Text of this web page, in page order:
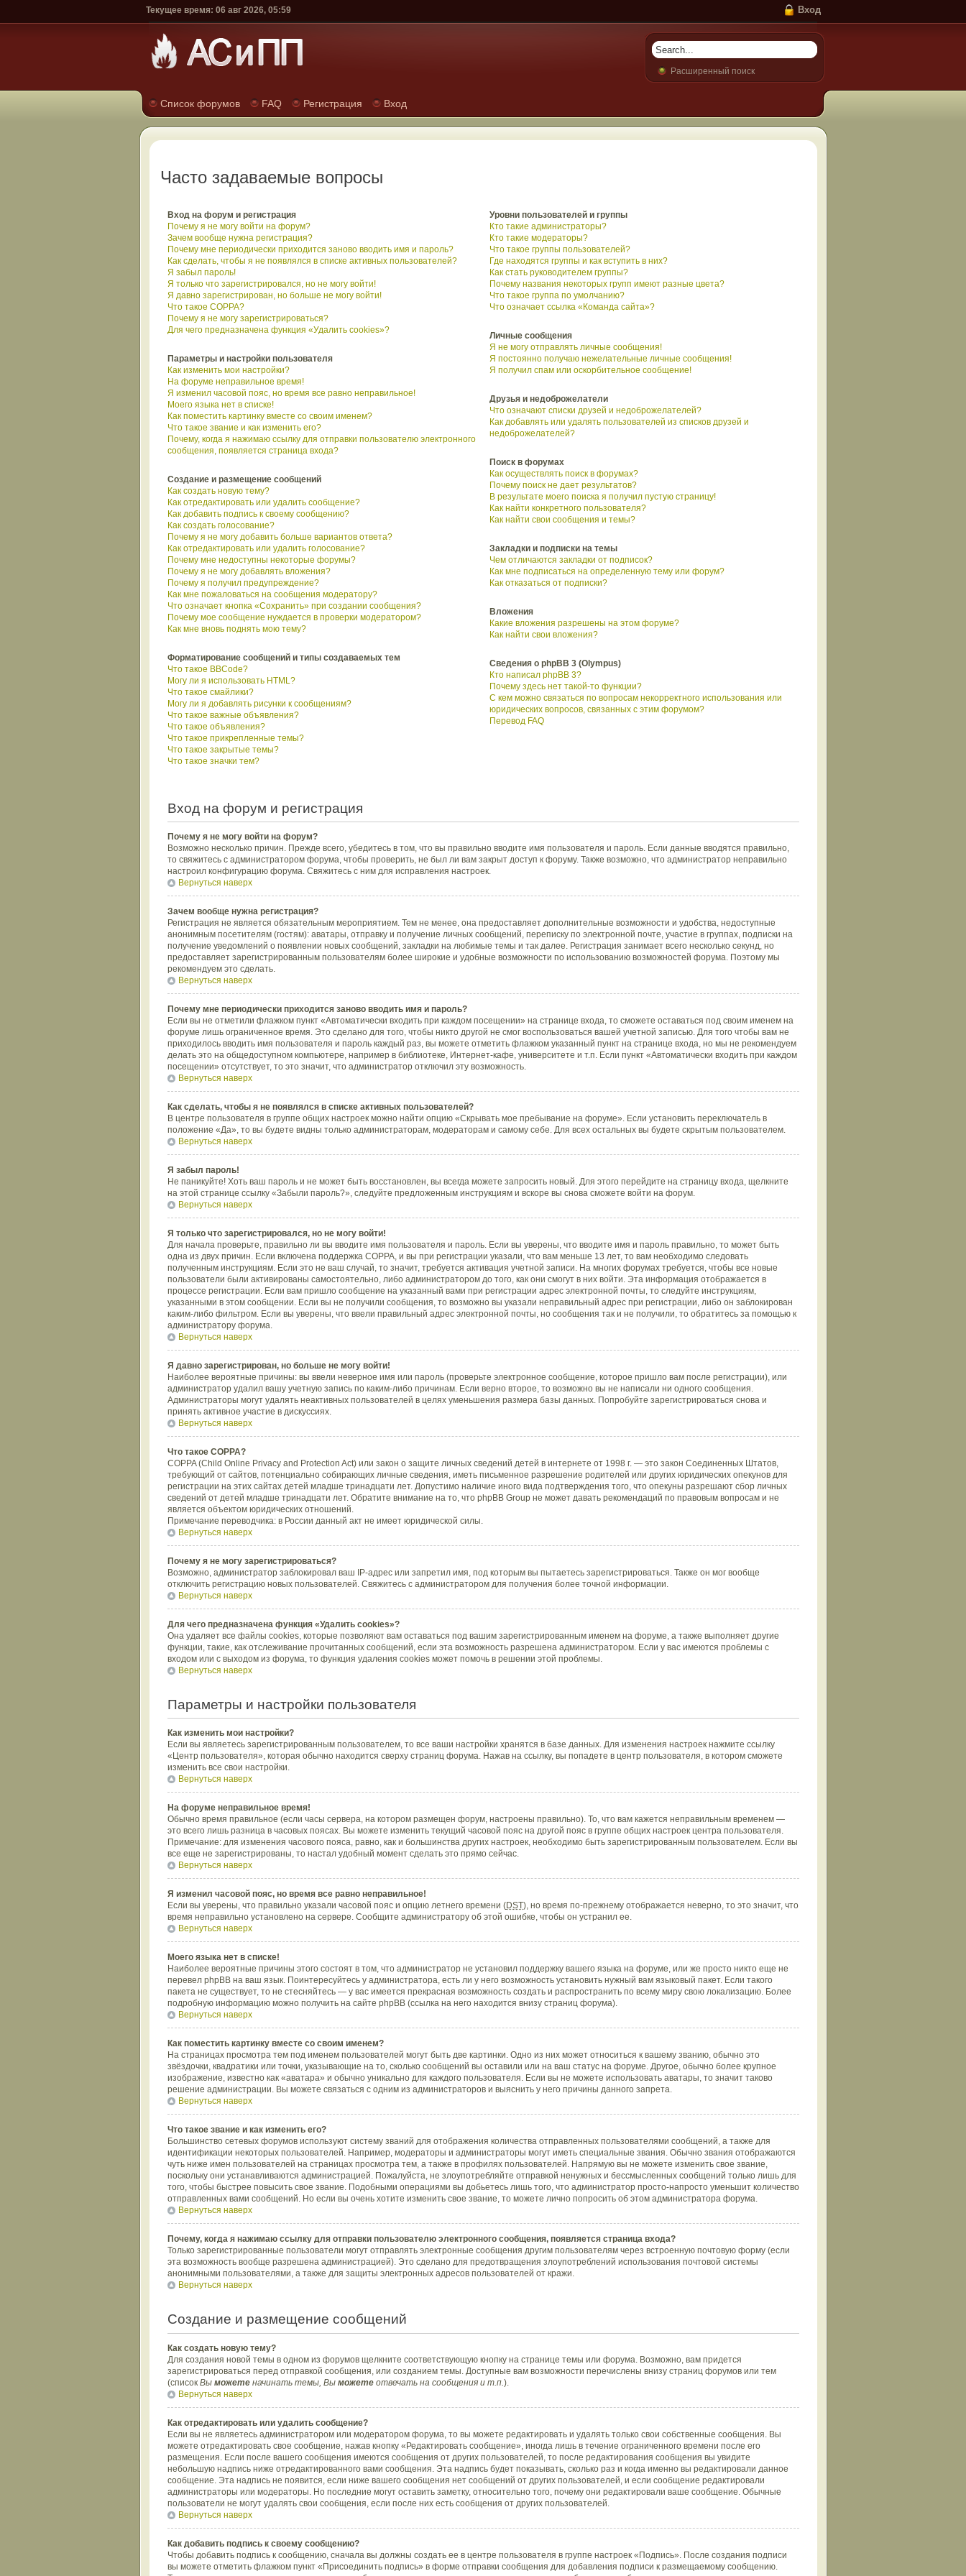
Текущее время: 06 авг 2026, 05:59 Вход
Расширенный поиск
Список форумов FAQ Регистрация Вход
Часто задаваемые вопросы
Вход на форум и регистрация
Почему я не могу войти на форум?
Зачем вообще нужна регистрация?
Почему мне периодически приходится заново вводить имя и пароль?
Как сделать, чтобы я не появлялся в списке активных пользователей?
Я забыл пароль!
Я только что зарегистрировался, но не могу войти!
Я давно зарегистрирован, но больше не могу войти!
Что такое COPPA?
Почему я не могу зарегистрироваться?
Для чего предназначена функция «Удалить cookies»?
Параметры и настройки пользователя
Как изменить мои настройки?
На форуме неправильное время!
Я изменил часовой пояс, но время все равно неправильное!
Моего языка нет в списке!
Как поместить картинку вместе со своим именем?
Что такое звание и как изменить его?
Почему, когда я нажимаю ссылку для отправки пользователю электронного
сообщения, появляется страница входа?
Создание и размещение сообщений
Как создать новую тему?
Как отредактировать или удалить сообщение?
Как добавить подпись к своему сообщению?
Как создать голосование?
Почему я не могу добавить больше вариантов ответа?
Как отредактировать или удалить голосование?
Почему мне недоступны некоторые форумы?
Почему я не могу добавлять вложения?
Почему я получил предупреждение?
Как мне пожаловаться на сообщения модератору?
Что означает кнопка «Сохранить» при создании сообщения?
Почему мое сообщение нуждается в проверки модератором?
Как мне вновь поднять мою тему?
Форматирование сообщений и типы создаваемых тем
Что такое BBCode?
Могу ли я использовать HTML?
Что такое смайлики?
Могу ли я добавлять рисунки к сообщениям?
Что такое важные объявления?
Что такое объявления?
Что такое прикрепленные темы?
Что такое закрытые темы?
Что такое значки тем?
Уровни пользователей и группы
Кто такие администраторы?
Кто такие модераторы?
Что такое группы пользователей?
Где находятся группы и как вступить в них?
Как стать руководителем группы?
Почему названия некоторых групп имеют разные цвета?
Что такое группа по умолчанию?
Что означает ссылка «Команда сайта»?
Личные сообщения
Я не могу отправлять личные сообщения!
Я постоянно получаю нежелательные личные сообщения!
Я получил спам или оскорбительное сообщение!
Друзья и недоброжелатели
Что означают списки друзей и недоброжелателей?
Как добавлять или удалять пользователей из списков друзей и
недоброжелателей?
Поиск в форумах
Как осуществлять поиск в форумах?
Почему поиск не дает результатов?
В результате моего поиска я получил пустую страницу!
Как найти конкретного пользователя?
Как найти свои сообщения и темы?
Закладки и подписки на темы
Чем отличаются закладки от подписок?
Как мне подписаться на определенную тему или форум?
Как отказаться от подписки?
Вложения
Какие вложения разрешены на этом форуме?
Как найти свои вложения?
Сведения о phpBB 3 (Olympus)
Кто написал phpBB 3?
Почему здесь нет такой-то функции?
С кем можно связаться по вопросам некорректного использования или
юридических вопросов, связанных с этим форумом?
Перевод FAQ
Вход на форум и регистрация
Почему я не могу войти на форум?
Возможно несколько причин. Прежде всего, убедитесь в том, что вы правильно вводите имя пользователя и пароль. Если данные вводятся правильно,
то свяжитесь с администратором форума, чтобы проверить, не был ли вам закрыт доступ к форуму. Также возможно, что администратор неправильно
настроил конфигурацию форума. Свяжитесь с ним для исправления настроек.
Вернуться наверх
Зачем вообще нужна регистрация?
Регистрация не является обязательным мероприятием. Тем не менее, она предоставляет дополнительные возможности и удобства, недоступные
анонимным посетителям (гостям): аватары, отправку и получение личных сообщений, переписку по электронной почте, участие в группах, подписки на
получение уведомлений о появлении новых сообщений, закладки на любимые темы и так далее. Регистрация занимает всего несколько секунд, но
предоставляет зарегистрированным пользователям более широкие и удобные возможности по использованию возможностей форума. Поэтому мы
рекомендуем это сделать.
Вернуться наверх
Почему мне периодически приходится заново вводить имя и пароль?
Если вы не отметили флажком пункт «Автоматически входить при каждом посещении» на странице входа, то сможете оставаться под своим именем на
форуме лишь ограниченное время. Это сделано для того, чтобы никто другой не смог воспользоваться вашей учетной записью. Для того чтобы вам не
приходилось вводить имя пользователя и пароль каждый раз, вы можете отметить флажком указанный пункт на странице входа, но мы не рекомендуем
делать это на общедоступном компьютере, например в библиотеке, Интернет-кафе, университете и т.п. Если пункт «Автоматически входить при каждом
посещении» отсутствует, то это значит, что администратор отключил эту возможность.
Вернуться наверх
Как сделать, чтобы я не появлялся в списке активных пользователей?
В центре пользователя в группе общих настроек можно найти опцию «Скрывать мое пребывание на форуме». Если установить переключатель в
положение «Да», то вы будете видны только администраторам, модераторам и самому себе. Для всех остальных вы будете скрытым пользователем.
Вернуться наверх
Я забыл пароль!
Не паникуйте! Хоть ваш пароль и не может быть восстановлен, вы всегда можете запросить новый. Для этого перейдите на страницу входа, щелкните
на этой странице ссылку «Забыли пароль?», следуйте предложенным инструкциям и вскоре вы снова сможете войти на форум.
Вернуться наверх
Я только что зарегистрировался, но не могу войти!
Для начала проверьте, правильно ли вы вводите имя пользователя и пароль. Если вы уверены, что вводите имя и пароль правильно, то может быть
одна из двух причин. Если включена поддержка COPPA, и вы при регистрации указали, что вам меньше 13 лет, то вам необходимо следовать
полученным инструкциям. Если это не ваш случай, то значит, требуется активация учетной записи. На многих форумах требуется, чтобы все новые
пользователи были активированы самостоятельно, либо администратором до того, как они смогут в них войти. Эта информация отображается в
процессе регистрации. Если вам пришло сообщение на указанный вами при регистрации адрес электронной почты, то следуйте инструкциям,
указанными в этом сообщении. Если вы не получили сообщения, то возможно вы указали неправильный адрес при регистрации, либо он заблокирован
каким-либо фильтром. Если вы уверены, что ввели правильный адрес электронной почты, но сообщения так и не получили, то обратитесь за помощью к
администратору форума.
Вернуться наверх
Я давно зарегистрирован, но больше не могу войти!
Наиболее вероятные причины: вы ввели неверное имя или пароль (проверьте электронное сообщение, которое пришло вам после регистрации), или
администратор удалил вашу учетную запись по каким-либо причинам. Если верно второе, то возможно вы не написали ни одного сообщения.
Администраторы могут удалять неактивных пользователей в целях уменьшения размера базы данных. Попробуйте зарегистрироваться снова и
принять активное участие в дискуссиях.
Вернуться наверх
Что такое COPPA?
COPPA (Child Online Privacy and Protection Act) или закон о защите личных сведений детей в интернете от 1998 г. — это закон Соединенных Штатов,
требующий от сайтов, потенциально собирающих личные сведения, иметь письменное разрешение родителей или других юридических опекунов для
регистрации на этих сайтах детей младше тринадцати лет. Допустимо наличие иного вида подтверждения того, что опекуны разрешают сбор личных
сведений от детей младше тринадцати лет. Обратите внимание на то, что phpBB Group не может давать рекомендаций по правовым вопросам и не
является объектом юридических отношений.
Примечание переводчика: в России данный акт не имеет юридической силы.
Вернуться наверх
Почему я не могу зарегистрироваться?
Возможно, администратор заблокировал ваш IP-адрес или запретил имя, под которым вы пытаетесь зарегистрироваться. Также он мог вообще
отключить регистрацию новых пользователей. Свяжитесь с администратором для получения более точной информации.
Вернуться наверх
Для чего предназначена функция «Удалить cookies»?
Она удаляет все файлы cookies, которые позволяют вам оставаться под вашим зарегистрированным именем на форуме, а также выполняет другие
функции, такие, как отслеживание прочитанных сообщений, если эта возможность разрешена администратором. Если у вас имеются проблемы с
входом или с выходом из форума, то функция удаления cookies может помочь в решении этой проблемы.
Вернуться наверх
Параметры и настройки пользователя
Как изменить мои настройки?
Если вы являетесь зарегистрированным пользователем, то все ваши настройки хранятся в базе данных. Для изменения настроек нажмите ссылку
«Центр пользователя», которая обычно находится сверху страниц форума. Нажав на ссылку, вы попадете в центр пользователя, в котором сможете
изменить все свои настройки.
Вернуться наверх
На форуме неправильное время!
Обычно время правильное (если часы сервера, на котором размещен форум, настроены правильно). То, что вам кажется неправильным временем —
это всего лишь разница в часовых поясах. Вы можете изменить текущий часовой пояс на другой пояс в группе общих настроек центра пользователя.
Примечание: для изменения часового пояса, равно, как и большинства других настроек, необходимо быть зарегистрированным пользователем. Если вы
все еще не зарегистрированы, то настал удобный момент сделать это прямо сейчас.
Вернуться наверх
Я изменил часовой пояс, но время все равно неправильное!
Если вы уверены, что правильно указали часовой пояс и опцию летнего времени (DST), но время по-прежнему отображается неверно, то это значит, что
время неправильно установлено на сервере. Сообщите администратору об этой ошибке, чтобы он устранил ее.
Вернуться наверх
Моего языка нет в списке!
Наиболее вероятные причины этого состоят в том, что администратор не установил поддержку вашего языка на форуме, или же просто никто еще не
перевел phpBB на ваш язык. Поинтересуйтесь у администратора, есть ли у него возможность установить нужный вам языковый пакет. Если такого
пакета не существует, то не стесняйтесь — у вас имеется прекрасная возможность создать и распространить по всему миру свою локализацию. Более
подробную информацию можно получить на сайте phpBB (ссылка на него находится внизу страниц форума).
Вернуться наверх
Как поместить картинку вместе со своим именем?
На страницах просмотра тем под именем пользователей могут быть две картинки. Одно из них может относиться к вашему званию, обычно это
звёздочки, квадратики или точки, указывающие на то, сколько сообщений вы оставили или на ваш статус на форуме. Другое, обычно более крупное
изображение, известно как «аватара» и обычно уникально для каждого пользователя. Если вы не можете использовать аватары, то значит таково
решение администрации. Вы можете связаться с одним из администраторов и выяснить у него причины данного запрета.
Вернуться наверх
Что такое звание и как изменить его?
Большинство сетевых форумов используют систему званий для отображения количества отправленных пользователями сообщений, а также для
идентификации некоторых пользователей. Например, модераторы и администраторы могут иметь специальные звания. Обычно звания отображаются
чуть ниже имен пользователей на страницах просмотра тем, а также в профилях пользователей. Напрямую вы не можете изменить свое звание,
поскольку они устанавливаются администрацией. Пожалуйста, не злоупотребляйте отправкой ненужных и бессмысленных сообщений только лишь для
того, чтобы быстрее повысить свое звание. Подобными операциями вы добьетесь лишь того, что администратор просто-напросто уменьшит количество
отправленных вами сообщений. Но если вы очень хотите изменить свое звание, то можете лично попросить об этом администратора форума.
Вернуться наверх
Почему, когда я нажимаю ссылку для отправки пользователю электронного сообщения, появляется страница входа?
Только зарегистрированные пользователи могут отправлять электронные сообщения другим пользователям через встроенную почтовую форму (если
эта возможность вообще разрешена администрацией). Это сделано для предотвращения злоупотреблений использования почтовой системы
анонимными пользователями, а также для защиты электронных адресов пользователей от кражи.
Вернуться наверх
Создание и размещение сообщений
Как создать новую тему?
Для создания новой темы в одном из форумов щелкните соответствующую кнопку на странице темы или форума. Возможно, вам придется
зарегистрироваться перед отправкой сообщения, или созданием темы. Доступные вам возможности перечислены внизу страниц форумов или тем
(список Вы можетеначинать темы, Вы можетеотвечать на сообщения и т.п. ).
Вернуться наверх
Как отредактировать или удалить сообщение?
Если вы не являетесь администратором или модератором форума, то вы можете редактировать и удалять только свои собственные сообщения. Вы
можете отредактировать свое сообщение, нажав кнопку «Редактировать сообщение», иногда лишь в течение ограниченного времени после его
размещения. Если после вашего сообщения имеются сообщения от других пользователей, то после редактирования сообщения вы увидите
небольшую надпись ниже отредактированного вами сообщения. Эта надпись будет показывать, сколько раз и когда именно вы редактировали данное
сообщение. Эта надпись не появится, если ниже вашего сообщения нет сообщений от других пользователей, и если сообщение редактировали
администраторы или модераторы. Но последние могут оставить заметку, относительно того, почему они редактировали ваше сообщение. Обычные
пользователи не могут удалять свои сообщения, если после них есть сообщения от других пользователей.
Вернуться наверх
Как добавить подпись к своему сообщению?
Чтобы добавить подпись к сообщению, сначала вы должны создать ее в центре пользователя в группе настроек «Подпись». После создания подписи
вы можете отметить флажком пункт «Присоединить подпись» в форме отправки сообщения для добавления подписи к размещаемому сообщению.